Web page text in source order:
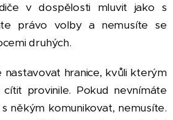
v dospělosti mluvit jako s
právo volby a nemusíte se
druhých.
nastavovat hranice, kvůli kterým
provinile. Pokud nevnímáte
někým komunikovat, nemusíte.